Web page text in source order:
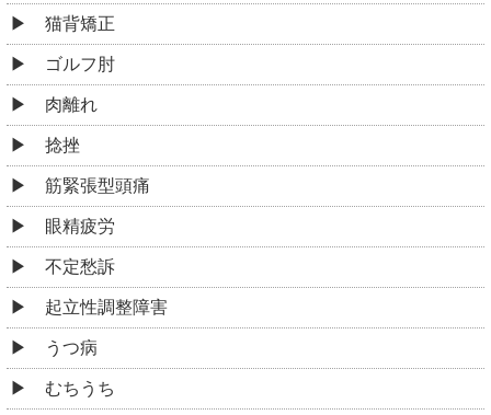
手のしびれ
足のしびれ
美容鍼
交通事故・むちうちの施術
その他
お役立ち情報
整体とマッサージの違い
腰痛のお悩み、わかります！共通のシーンと整体の効
果
新宿区四谷で健康な日々を手に入れるBLBはり灸整骨
院